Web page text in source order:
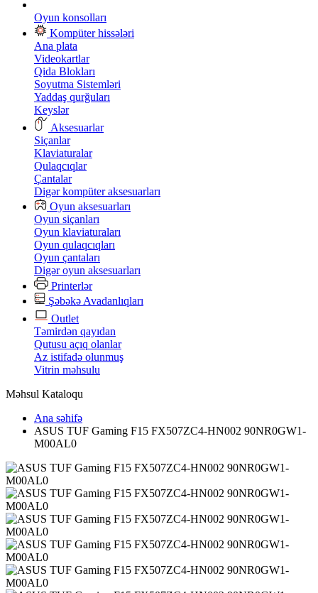
Oyun konsolları
Kompüter hissələri
Ana plata
Videokartlar
Qida Blokları
Soyutma Sistemləri
Yaddaş qurğuları
Keyslər
Aksesuarlar
Siçanlar
Klaviaturalar
Qulaqcıqlar
Çantalar
Digər kompüter aksesuarları
Oyun aksesuarları
Oyun siçanları
Oyun klaviaturaları
Oyun qulaqcıqları
Oyun çantaları
Digər oyun aksesuarları
Printerlər
Şəbəkə Avadanlıqları
Outlet
Təmirdən qayıdan
Qutusu açıq olanlar
Az istifadə olunmuş
Vitrin məhsulu
Məhsul Kataloqu
Ana səhifə
ASUS TUF Gaming F15 FX507ZC4-HN002 90NR0GW1-
M00AL0